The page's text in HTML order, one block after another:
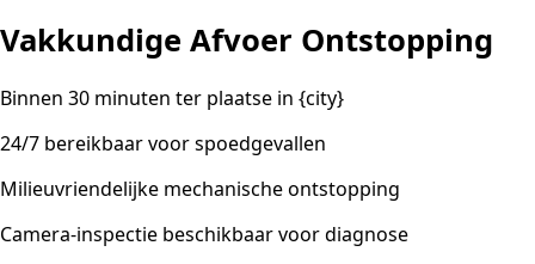
Vakkundige Afvoer Ontstopping
Binnen 30 minuten ter plaatse in {city}
24/7 bereikbaar voor spoedgevallen
Milieuvriendelijke mechanische ontstopping
Camera-inspectie beschikbaar voor diagnose